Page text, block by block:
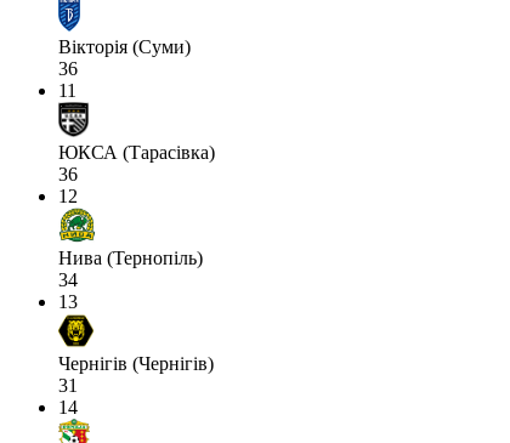
Вікторія (Суми)
36
11
ЮКСА (Тарасівка)
36
12
Нива (Тернопіль)
34
13
Чернігів (Чернігів)
31
14